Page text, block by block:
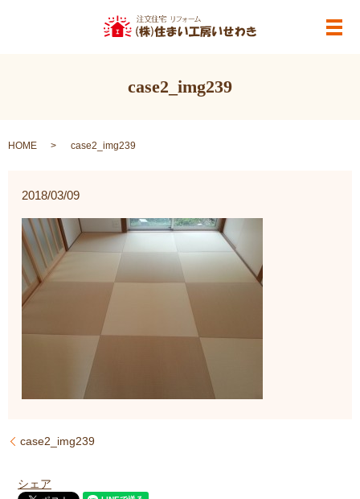
メ
case2_img239
HOME case2_img239
2018/03/09
case2_img239
シェア